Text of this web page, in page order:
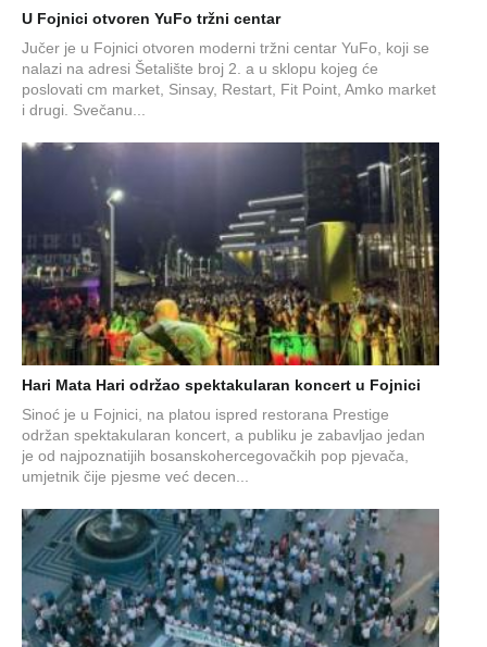
U Fojnici otvoren YuFo tržni centar
Jučer je u Fojnici otvoren moderni tržni centar YuFo, koji se
nalazi na adresi Šetalište broj 2. a u sklopu kojeg će
poslovati cm market, Sinsay, Restart, Fit Point, Amko market
i drugi. Svečanu...
Hari Mata Hari održao spektakularan koncert u Fojnici
Sinoć je u Fojnici, na platou ispred restorana Prestige
održan spektakularan koncert, a publiku je zabavljao jedan
je od najpoznatijih bosanskohercegovačkih pop pjevača,
umjetnik čije pjesme već decen...